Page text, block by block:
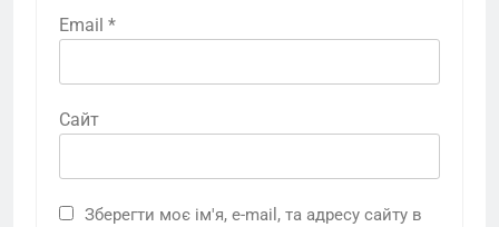
Email *
Сайт
Зберегти моє ім'я, e-mail, та адресу сайту в